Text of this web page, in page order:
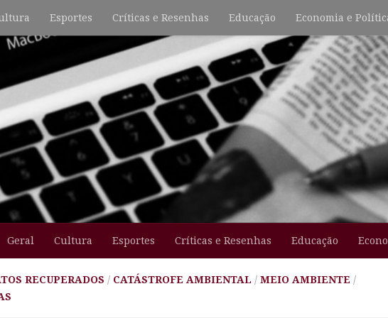
Esportes Críticas e Resenhas Educação Economia e
Geral Cultura Esportes Críticas e Resenhas Educação
RECUPERADOS / CATÁSTROFE AMBIENTAL / MEIO AMBIENTE /